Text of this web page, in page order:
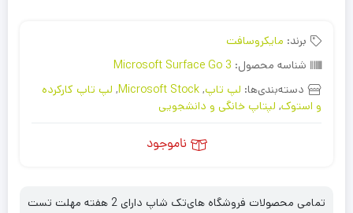
برند: مایکروسافت
شناسه محصول: Microsoft Surface Go 3
دسته‌بندی‌ها: لپ تاپ,
Microsoft Stock
, لپ تاپ کارکرده
و استوک, لپتاپ خانگی و دانشجویی
ناموجود
تمامی محصولات فروشگاه های‌تک شاپ دارای 2 هفته مهلت تست